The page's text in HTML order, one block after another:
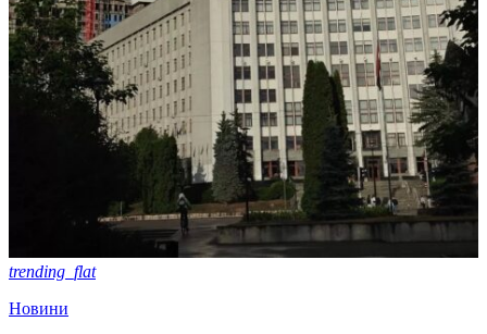
trending_flat
Новини